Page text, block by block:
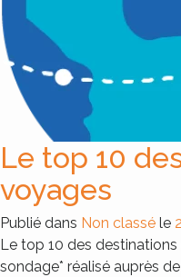
Le top 10
voyages
Publié dans Non classé le
Le top 10 des
sondage* réalisé auprès